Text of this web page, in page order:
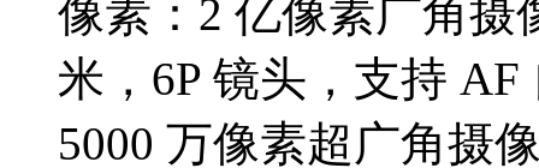
像素： 2 亿像素广角摄
米，6P 镜头，支持
5000 万像素超广角摄